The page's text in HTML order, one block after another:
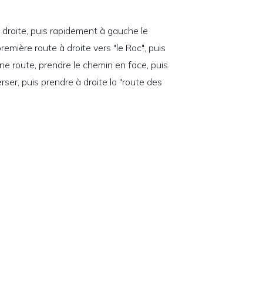
puis rapidement à gauche le
route à droite vers "le Roc", puis
route, prendre le chemin en face, puis
puis prendre à droite la "route des